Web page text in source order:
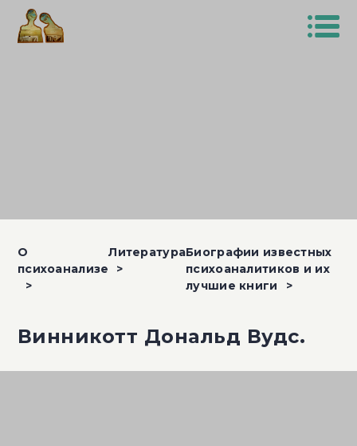
О
психоанализе
ЛитератураБиографии известных
психоаналитиков и их
лучшие книги
Винникотт Дональд Вудс.